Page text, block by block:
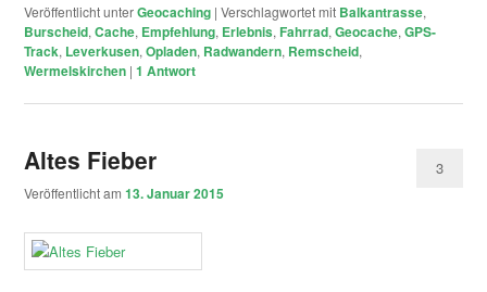
Veröffentlicht unterGeocaching |Verschlagwortet mit Balkantrasse,
Burscheid,Cache, Empfehlung, Erlebnis,Fahrrad,Geocache,GPS-
Track, Leverkusen,Opladen, Radwandern, Remscheid,
Wermelskirchen |1 Antwort
Altes Fieber
Veröffentlicht am13. Januar 2015
3